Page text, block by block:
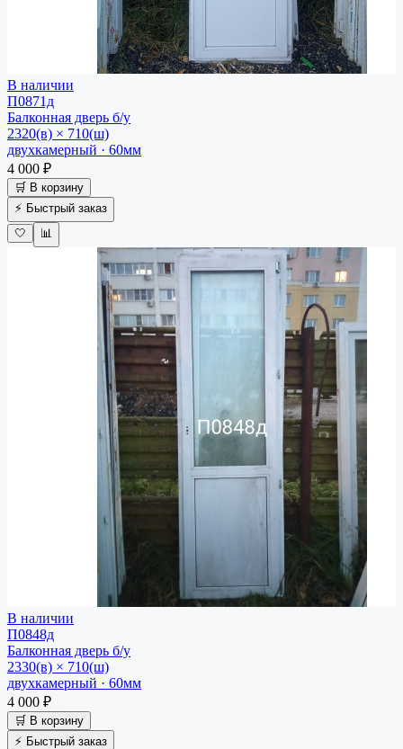
В наличии
П0871д
Балконная дверь б/у
2320(в) × 710(ш)
двухкамерный · 60мм
4 000 ₽
🛒 В корзину
⚡ Быстрый заказ
🤍
📊
В наличии
П0848д
Балконная дверь б/у
2330(в) × 710(ш)
двухкамерный · 60мм
4 000 ₽
🛒 В корзину
⚡ Быстрый заказ